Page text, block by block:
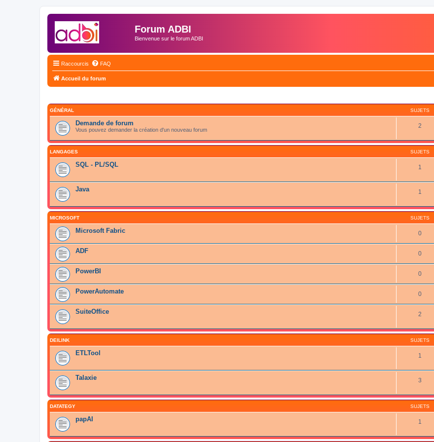
Forum ADBI
Bienvenue sur le forum ADBI
Raccourcis FAQ
Accueil du forum
GÉNÉRAL SUJETS
Demande de forum
Vous pouvez demander la création d'un nouveau forum
2
LANGAGES SUJETS
SQL - PL/SQL 1
Java 1
MICROSOFT SUJETS
Microsoft Fabric 0
ADF 0
PowerBI 0
PowerAutomate 0
SuiteOffice 2
DEILINK SUJETS
ETLTool 1
Talaxie 3
DATATEGY SUJETS
papAI 1